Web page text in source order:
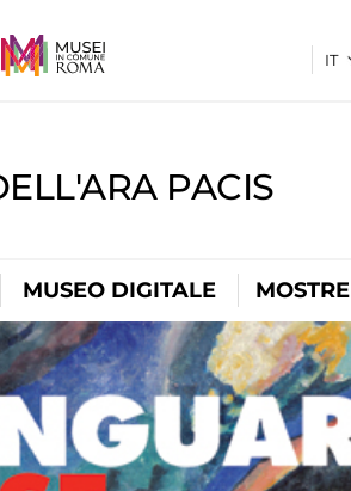
PACIS
MUSEO DIGITALE MOSTRE